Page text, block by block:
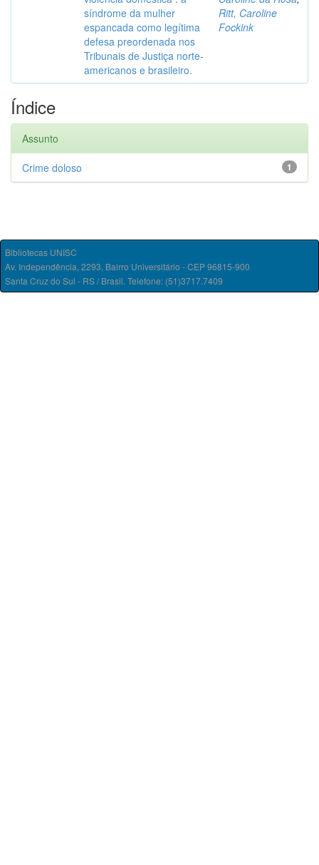
síndrome da mulher
espancada como legítima
defesa preordenada nos
Tribunais de Justiça norte-
americanos e brasileiro.
Ritt, Caroline
Fockink
Índice
Assunto
1
Crime doloso
Bibliotecas UNISC
Av. Independência, 2293, Bairro Universitário - CEP 96815-900
Santa Cruz do Sul - RS / Brasil. Telefone: (51)3717.7409